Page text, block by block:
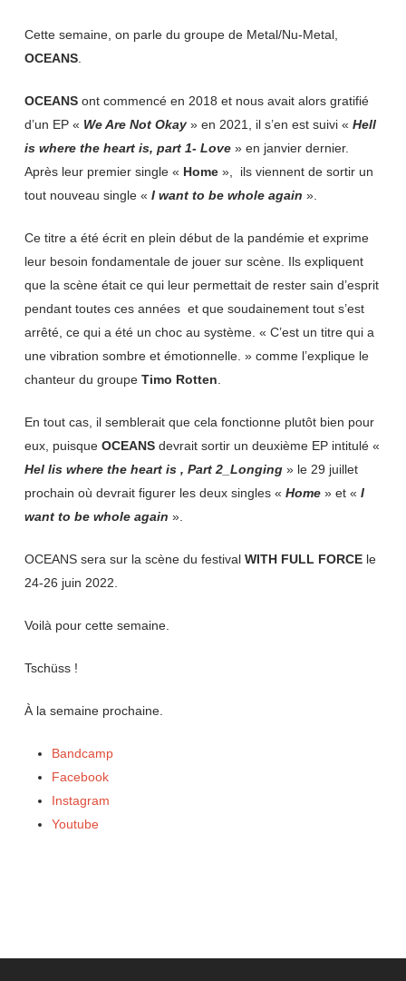
Cette semaine, on parle du groupe de Metal/Nu-Metal,
OCEANS.
OCEANSont commencé en 2018 et nous avait alors gratifié
d’un EP « We Are Not Okay» en 2021, il s’en est suivi « Hell
is where the heart is, part 1- Love » en janvier dernier.
Après leur premier single « Home », ils viennent de sortir un
tout nouveau single « I want to be whole again ».
Ce titre a été écrit en plein début de la pandémie et exprime
leur besoin fondamentale de jouer sur scène. Ils expliquent
que la scène était ce qui leur permettait de rester sain d’esprit
pendant toutes ces années et que soudainement tout s’est
arrêté, ce qui a été un choc au système. « C’est un titre qui a
une vibration sombre et émotionnelle. » comme l’explique le
chanteur du groupe Timo Rotten
En tout cas, il semblerait que cela fonctionne plutôt bien pour
eux, puisque OCEANSdevrait sortir un deuxième EP intitulé «
Hel lis where the heart is , Part 2_Longing» le 29 juillet
prochain où devrait figurer les deux singles « Home» et « I
want to be whole again ».
OCEANS sera sur la scène du festivalWITH FULL FORCEle
24-26 juin 2022.
Voilà pour cette semaine.
Tschüss !
À la semaine prochaine.
Bandcamp
Facebook
Instagram
Youtube